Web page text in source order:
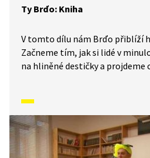
Ty Brďo: Kniha
V tomto dílu nám Brďo přiblíží
Začneme tím, jak si lidé v
na hliněné destičky a
než se dostane k vám domů, si
nejmenší kniha na světě? Jaké
Zvládnete náš kvíz?